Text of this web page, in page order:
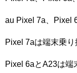
au Pixel 7a、Pixel
Pixel 7aは端末乗り
Pixel 6aとA23は端